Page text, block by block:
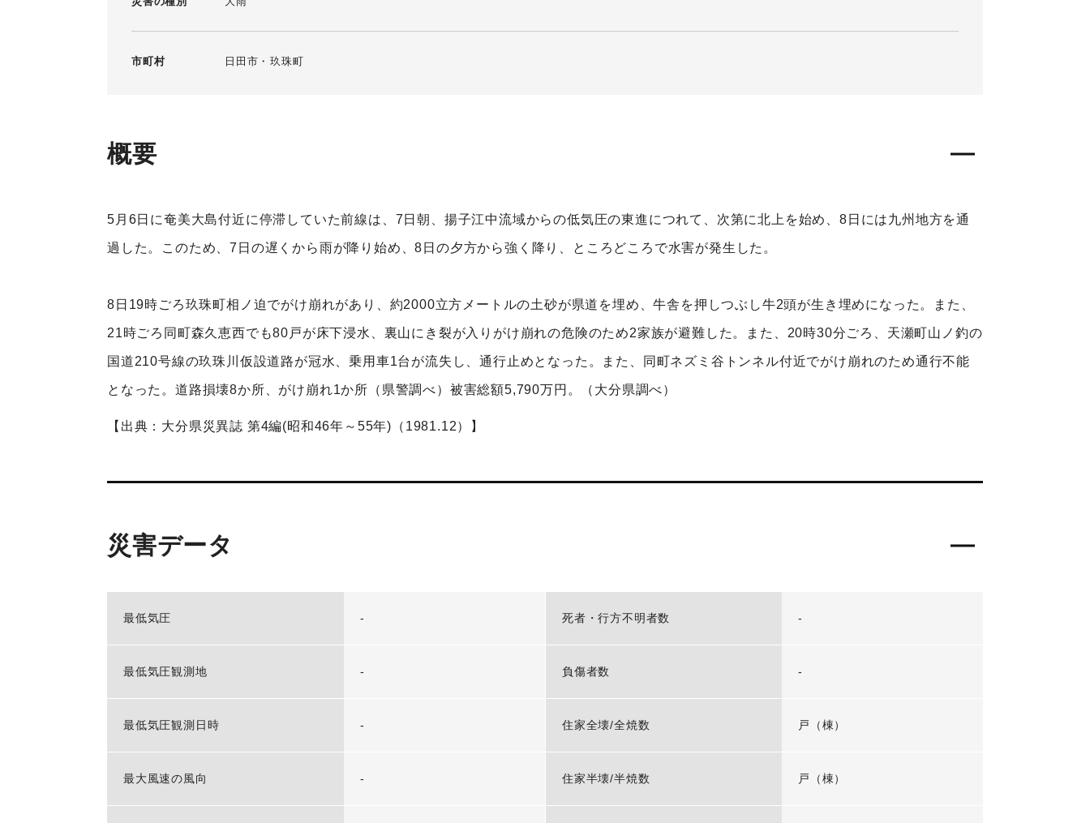
市町村 日田市 玖珠町
概要
5月6日に奄美大島付近に停滞していた前線は、7日朝、揚子江中流域からの低気圧の東進につれて、次第に北上を始め、8日には九州地方を通
過した。このため、7日の遅くから雨が降り始め、8日の夕方から強く降り、ところどころで水害が発生した。
8日19時ごろ玖珠町相ノ迫でがけ崩れがあり、約2000立方メートルの土砂が県道を埋め、牛舎を押しつぶし牛2頭が生き埋めになった。また、
21時ごろ同町森久恵西でも80戸が床下浸水、裏山にき裂が入りがけ崩れの危険のため2家族が避難した。また、20時30分ごろ、天瀬町山ノ釣の
国道210号線の玖珠川仮設道路が冠水、乗用車1台が流失し、通行止めとなった。また、同町ネズミ谷トンネル付近でがけ崩れのため通行不能
となった。道路損壊8か所、がけ崩れ1か所（県警調べ）被害総額5,790万円。（大分県調べ）
【出典：大分県災異誌 第4編(昭和46年～55年)（1981.12）】
災害データ
最低気圧 -
最低気圧観測地 -
最低気圧観測日時 -
最大風速の風向 -
死者・行方不明者数 -
負傷者数 -
住家全壊/全焼数 戸（棟）
住家半壊/半焼数 戸（棟）